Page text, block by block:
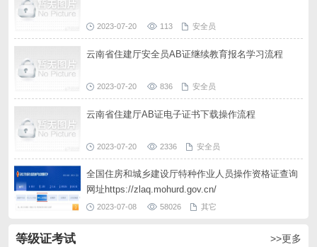
2023-07-20 113 安全员
云南省住建厅安全员AB证继续教育报名学习流程
2023-07-20 836 安全员
云南省住建厅AB证电子证书下载操作流程
2023-07-20 2336 安全员
全国住房和城乡建设厅特种作业人员操作资格证查询
网址https://zlaq.mohurd.gov.cn/
2023-07-08 58026 其它
等级证考试 >>更多